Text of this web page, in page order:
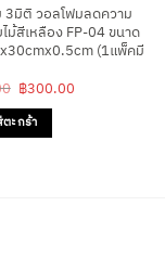
3มิติ วอลโฟมลดความ
ม้สีเหลือง FP-04 ขนาด
(1แพ็คมี
Original
price
was:
฿400.00.
฿300.00Current
ตะกร้า